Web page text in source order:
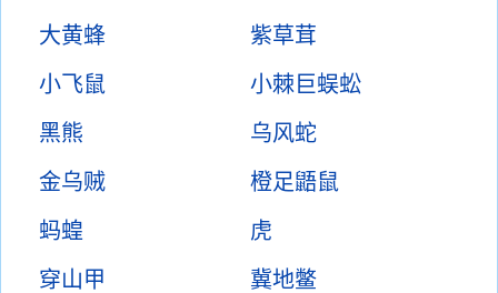
大黄蜂
紫草茸
小飞鼠
小棘巨蜈蚣
黑熊
乌风蛇
金乌贼
橙足鼯鼠
蚂蝗
虎
穿山甲
冀地鳖